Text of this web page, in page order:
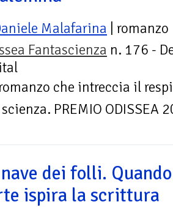
Malafarina | romanzo
Fantascienza n. 176 -
che intreccia il
PREMIO ODISSEA
dei folli. Quando
ispira la scrittura